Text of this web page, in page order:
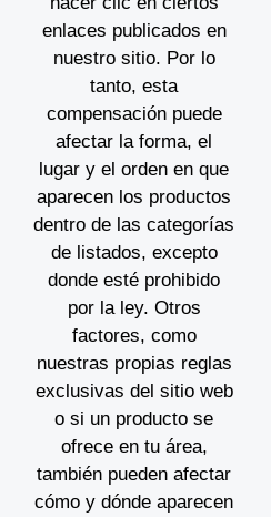
enlaces publicados en
nuestro sitio. Por lo
tanto, esta
compensación puede
afectar la forma, el
lugar y el orden en que
aparecen los productos
dentro de las categorías
de listados, excepto
donde esté prohibido
por la ley. Otros
factores, como
nuestras propias reglas
exclusivas del sitio web
o si un producto se
ofrece en tu área,
también pueden afectar
cómo y dónde aparecen